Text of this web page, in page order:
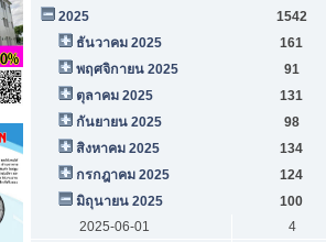
2025
1542
ธันวาคม 2025
161
พฤศจิกายน 2025
91
ตุลาคม 2025
131
กันยายน 2025
98
สิงหาคม 2025
134
กรกฎาคม 2025
124
มิถุนายน 2025
100
2025-06-01
4